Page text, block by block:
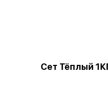
Сет Тёплый